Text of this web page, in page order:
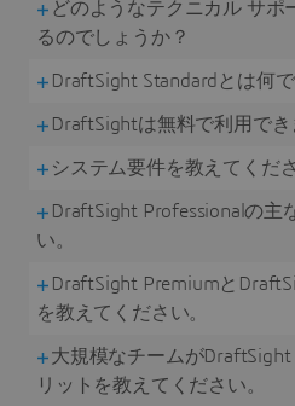
どのようなテクニカル サポ
るのでしょうか？
DraftSight Standardとは何
DraftSightは無料で利用でき
システム要件を教えてくださ
DraftSight Professionalの主
い。
DraftSight Premiumと
を教えてください。
大規模なチームがDraftSight
リットを教えてください。